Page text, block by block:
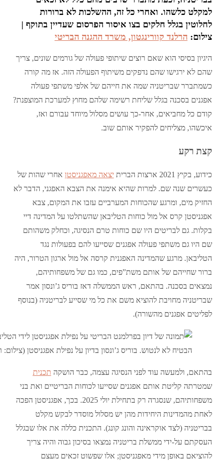
למקלט כלשהו. ואחרי כל זה, ההשלכות לא ברורות
לחלוטין בגלל חלקים בצו איסור הפרסום שעדיין בתוקף |
צילום: הרלנד קוורינגטון, משרד ההגנה הבריטי
היגיון בסיסי הוא שאם רוצים שיתופי פעולה של גורמים שונים, צריך
שהם לא ירגישו שהם נדפקים משיתוף הפעולה הזה. אז מה קורה
כשמתברר שבריטניה שמה את חייהם של אלפי משתפי פעולה
אפגנים בסכנה בגלל שליחת רשימה שלהם מחוץ למערכת המוצפנת?
קודם כל מחביאים, אחר-כך עושים מסלול מיוחד עבורם ואז,
איכשהו, מצליחים להפקיר אותם שוב.
קצת רקע
כידוע, בקיץ 2021 ארצות הברית יצאה מאפגניסטן אחרי שהות של
כעשרים שנה שם. למרות שהיא אימנה את הצבא האפגני, הדבר לא
החזיק מים, ומרגע שהכוחות המערביים עזבו את המקום, צבא
אפגניסטן קרס אל מול כוחות הטליבאן שהשתלטו על המדינה דיי
בקלות. גם לבריטים היו שם כוחות טרם הנסיגה, וכחלק משהותם
שם היו גם משתפי פעולה אפגנים שסייעו להם בפעולות נגד
הטליבאן. מרגע שהמדינה האפגנית קרסה אל מול ארגון הטרור, היה
ברור שחייהם של אותם משת”פים, כמו גם של משפחותיהם,
נמצאים בסכנה. בהתאם, ראש הממשלה דאז בוריס ג’ונסון אמר
שבריטניה מחויבת להוציא משם את כל מי שסייע לבריטניה (בנוסף
לפליטים אפגנים מהשורה).
הבטיח לא לנטוש. בוריס ג’ונסון בדיון על נפילת אפגניסטן
בהתאם, ולמעשה עוד לפני הנסיגה עצמה, כבר הושקה תכנית
שמטרתה קליטת אותם אפגנים שסייעו לכוחות הבריטיים ואת בני
משפחותיהם, שנסגרה רק בתחילת יולי 2025. בכך, אפגניסטן הפכה
לאחת מהמדינות היחידות מהן יש מסלול מוסדר לבקש מקלט
בבריטניה (לצד אוקראינה והונג קונג). התכנית כללה את אלו שבגלל
העסקתם על-ידי ממשלת בריטניה נמצאו בסיכון גבוה והיה צריך
להוציאם באופן מידי מאפגניסטן; אלו שפשוט זכאים מעצם